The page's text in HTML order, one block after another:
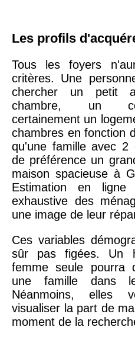
Les profils
Tous les foyers
critères. Une
chercher un petit
chambre, un
certainement un
chambres en fonction
qu'une famille avec
de préférence un
maison spacieuse à
Estimation en
exhaustive des
une image de leur
Ces variables
sûr pas figées. Un
femme seule pourra
une famille dans
Néanmoins, elles
visualiser la part de
moment de la